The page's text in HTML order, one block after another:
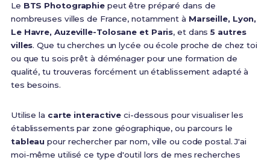
Le BTS Photographie peut être préparé dans de
nombreuses villes de France, notamment à Marseille, Lyon,
Le Havre, Auzeville-Tolosane et Paris, et dans5 autres
villes. Que tu cherches un lycée ou école proche de chez toi
ou que tu sois prêt à déménager pour une formation de
qualité, tu trouveras forcément un établissement adapté à
tes besoins.
Utilise la carte interactive ci-dessous pour visualiser les
établissements par zone géographique, ou parcours le
tableau pour rechercher par nom, ville ou code postal. J'ai
moi-même utilisé ce type d'outil lors de mes recherches